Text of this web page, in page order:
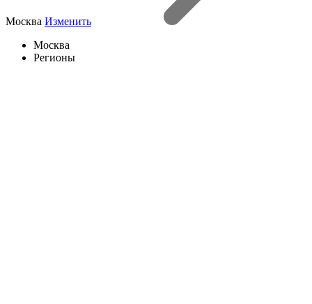
Москва Изменить
Москва
Регионы